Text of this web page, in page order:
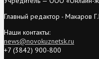
Главный редактор - Макаров
Наши контакты:
news@novokuznetsk.ru
+7 (3842) 900-800